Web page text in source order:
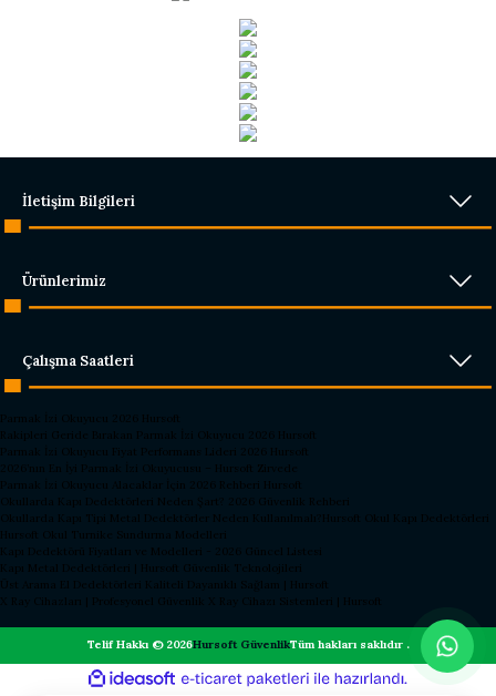
İletişim Bilgileri
Ürünlerimiz
Çalışma Saatleri
Parmak İzi Okuyucu 2026 Hursoft
Rakipleri Geride Bırakan Parmak İzi Okuyucu 2026 Hursoft
Parmak İzi Okuyucu Fiyat Performans Lideri 2026 Hursoft
2026’nın En İyi Parmak İzi Okuyucusu – Hursoft Zirvede
Parmak İzi Okuyucu Alacaklar İçin 2026 Rehberi Hursoft
Okullarda Kapı Dedektörleri Neden Şart? 2026 Güvenlik Rehberi
Okullarda Kapı Tipi Metal Dedektörler Neden Kullanılmalı?Hursoft Okul Kapı Dedektörleri
Hursoft Okul Turnike Sundurma Modelleri
Kapı Dedektörü Fiyatları ve Modelleri - 2026 Güncel Listesi
Kapı Metal Dedektörleri | Hursoft Güvenlik Teknolojileri
Üst Arama El Dedektörleri Kaliteli Dayanıklı Sağlam | Hursoft
X Ray Cihazları | Profesyonel Güvenlik X Ray Cihazı Sistemleri | Hursoft
Telif Hakkı © 2026Hursoft GüvenlikTüm hakları saklıdır .
ideasoft
e-